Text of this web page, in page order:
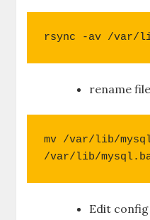
rsync -av /var/
rename
mv /var/lib/
/var/lib/
Edit